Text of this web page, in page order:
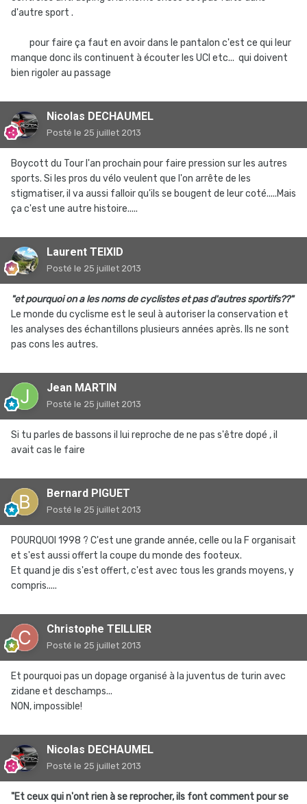
d'autre sport .
pour faire ça faut en avoir dans le pantalon c'est ce qui leur
manque donc ils continuent à écouter les UCI etc... qui doivent
bien rigoler au passage
Nicolas DECHAUMEL
Posté le 25 juillet 2013
Boycott du Tour l'an prochain pour faire pression sur les autres
sports. Si les pros du vélo veulent que l'on arrête de les
stigmatiser, il va aussi falloir qu'ils se bougent de leur coté.....Mais
ça c'est une autre histoire.....
Laurent TEIXID
Posté le 25 juillet 2013
"et pourquoi on a les noms de cyclistes et pas d'autres sportifs??"
Le monde du cyclisme est le seul à autoriser la conservation et
les analyses des échantillons plusieurs années après. Ils ne sont
pas cons les autres.
Jean MARTIN
Posté le 25 juillet 2013
Si tu parles de bassons il lui reproche de ne pas s'être dopé , il
avait cas le faire
Bernard PIGUET
Posté le 25 juillet 2013
POURQUOI 1998 ? C'est une grande année, celle ou la F organisait
et s'est aussi offert la coupe du monde des footeux.
Et quand je dis s'est offert, c'est avec tous les grands moyens, y
compris.....
Christophe TEILLIER
Posté le 25 juillet 2013
Et pourquoi pas un dopage organisé à la juventus de turin avec
zidane et deschamps...
NON, impossible!
Nicolas DECHAUMEL
Posté le 25 juillet 2013
"Et ceux qui n'ont rien à se reprocher, ils font comment pour se